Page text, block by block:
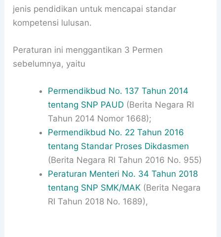
jenis pendidikan untuk mencapai standar
kompetensi lulusan.
Peraturan ini menggantikan 3 Permen
sebelumnya, yaitu
Permendikbud No. 137 Tahun 2014
tentang SNP PAUD (Berita Negara RI
Tahun 2014 Nomor 1668);
Permendikbud No. 22 Tahun 2016
tentang Standar Proses Dikdasmen
(Berita Negara RI Tahun 2016 No. 955)
Peraturan Menteri No. 34 Tahun 2018
tentang SNP SMK/MAK (Berita Negara
RI Tahun 2018 No. 1689),